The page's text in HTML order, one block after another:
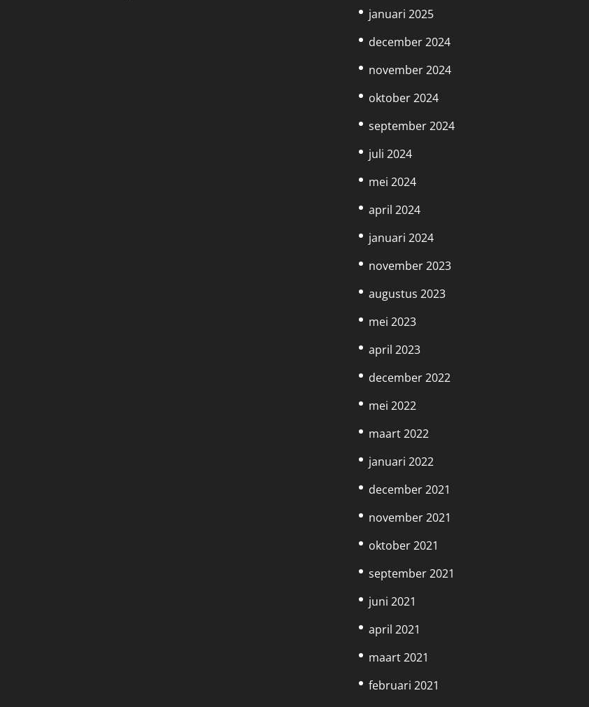
januari 2025
december 2024
november 2024
oktober 2024
september 2024
juli 2024
mei 2024
april 2024
januari 2024
november 2023
augustus 2023
mei 2023
april 2023
december 2022
mei 2022
maart 2022
januari 2022
december 2021
november 2021
oktober 2021
september 2021
juni 2021
april 2021
maart 2021
februari 2021